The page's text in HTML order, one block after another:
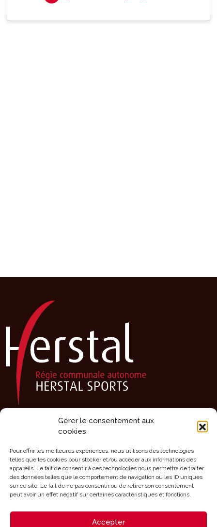
Gérer le consentement aux
cookies
Pour offrir les meilleures expériences, nous utilisons des technologies
telles que les cookies pour stocker et/ou accéder aux informations des
appareils. Le fait de consentir à ces technologies nous permettra de traiter
des données telles que le comportement de navigation ou les ID uniques
sur ce site. Le fait de ne pas consentir ou de retirer son consentement
peut avoir un effet négatif sur certaines caractéristiques et fonctions.
Accepter
Présentation
Agenda
Clubs sportifs
Infrastructures
Mérites
Aides